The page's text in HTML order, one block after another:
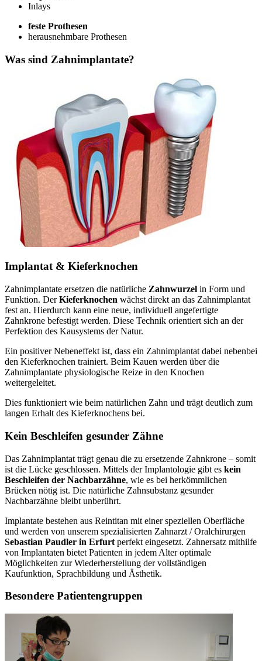
Inlays
feste Prothesen
herausnehmbare Prothesen
Was sind Zahnimplantate?
Implantat & Kieferknochen
Zahnimplantate ersetzen die natürliche Zahnwurzel in Form und
Funktion. DerKieferknochen wächst direkt an das Zahnimplantat
fest an. Hierdurch kann eine neue, individuell angefertigte
Zahnkrone befestigt werden. Diese Technik orientiert sich an der
Perfektion des Kausystems der Natur.
Ein positiver Nebeneffekt ist, dass ein Zahnimplantat dabei nebenbei
den Kieferknochen trainiert. Beim Kauen werden über die
Zahnimplantate physiologische Reize in den Knochen
weitergeleitet.
Dies funktioniert wie beim natürlichen Zahn und trägt deutlich zum
langen Erhalt des Kieferknochens bei.
Kein Beschleifen gesunder Zähne
Das Zahnimplantat trägt genau die zu ersetzende Zahnkrone – somit
ist die Lücke geschlossen. Mittels der Implantologie gibt es kein
Beschleifen der Nachbarzähne, wie es bei herkömmlichen
Brücken nötig ist. Die natürliche Zahnsubstanz gesunder
Nachbarzähne bleibt unberührt.
Implantate bestehen aus Reintitan mit einer speziellen Oberfläche
und werden von unserem spezialisierten Zahnarzt / Oralchirurgen
Sebastian Paudler in Erfurt perfekt eingesetzt. Zahnersatz mithilfe
von Implantaten bietet Patienten in jedem Alter optimale
Möglichkeiten zur Wiederherstellung der vollständigen
Kaufunktion, Sprachbildung und Ästhetik.
Besondere Patientengruppen